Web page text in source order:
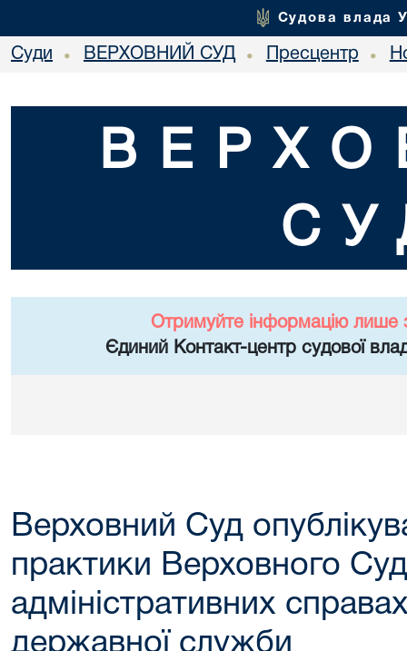
Судова влада
Суди • ВЕРХОВНИЙ СУД • Пресцентр •
Отримуйте інформацію лише
Єдиний Контакт-центр судової
Верховний Суд
практики Верховного
адміністративних
державної служби